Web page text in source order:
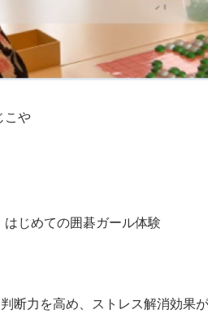
こや
はじめての囲碁ガール体験
断力を高め、ストレス解消効果